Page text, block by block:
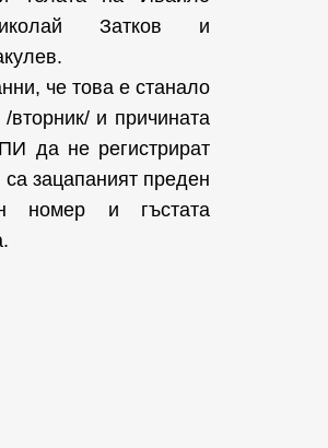
Затков и
че това е станало
и причината
да не регистрират
зацапаният преден
номер и гъстата